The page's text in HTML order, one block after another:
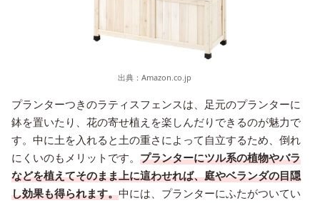
出典： Amazon.co.jp
プランターつきのラティスフェンスは、足元のプランターに
鉢を置いたり、花の寄せ植えを楽しんだりできるのが魅力で
す。中に土を入れると土の重さによって自立するため、倒れ
にくいのもメリットです。 プランターにツル系の植物やバラ
などを植えてそのまま上に這わせれば、庭やベランダの目隠
し効果も得られます。中には、プランターにふたがついてい